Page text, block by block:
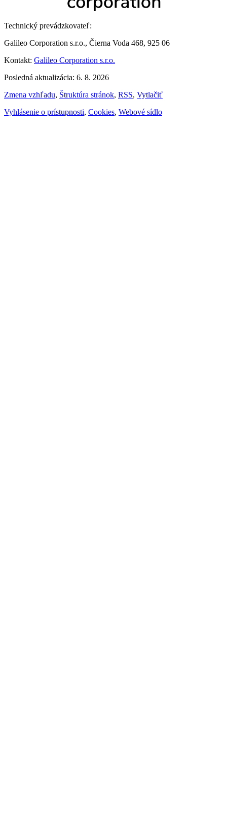
Technický prevádzkovateľ:
Galileo Corporation s.r.o., Čierna Voda 468, 925 06
Kontakt: Galileo Corporation s.r.o.
Posledná aktualizácia: 6. 8. 2026
Zmena vzhľadu, Štruktúra stránok, RSS, Vytlačiť
Vyhlásenie o prístupnosti, Cookies, Webové sídlo